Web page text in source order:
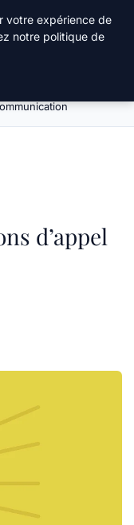
d’appel pour
d’appel
votre expérience de
notre politique de